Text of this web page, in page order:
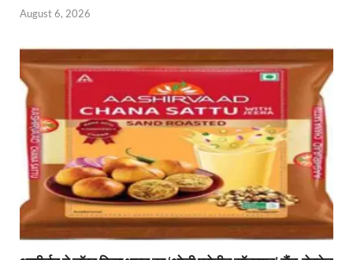
August 6, 2026